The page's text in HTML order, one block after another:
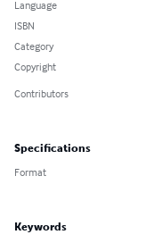
Language
ISBN
Category
Copyright
Contributors
Specifications
Format
Keywords